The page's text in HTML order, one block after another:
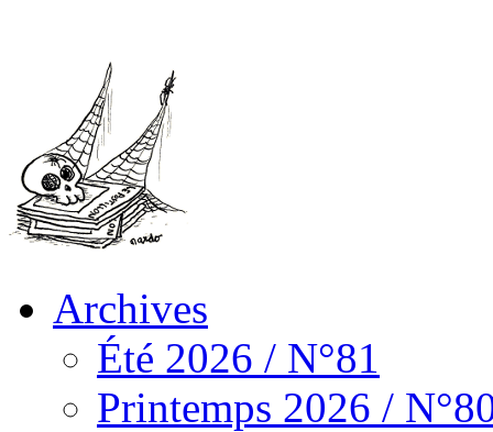
Archives
Été 2026 / N°81
Printemps 2026 /